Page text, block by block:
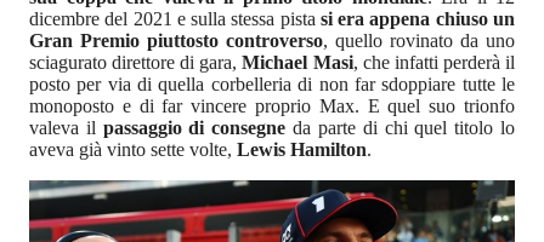
dicembre del 2021 e sulla stessa pista si era appena chiuso un
Gran Premio piuttosto controverso, quello rovinato da uno
sciagurato direttore di gara,Michael Masi, che infatti perderà il
posto per via di quella corbelleria di non far sdoppiare tutte le
monoposto e di far vincere proprio Max. E quel suo trionfo
valeva il passaggio di consegne da parte di chi quel titolo lo
aveva già vinto sette volte, Lewis Hamilton.